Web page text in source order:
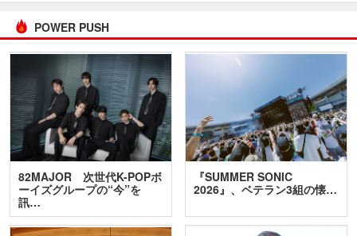
POWER PUSH
82MAJOR 次世代K-POPボ
ーイズグループの“今”を
訊…
『SUMMER SONIC
2026』、ベテラン3組の懐…